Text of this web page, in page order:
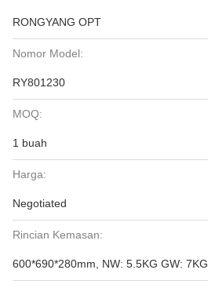
RONGYANG OPT
Nomor Model:
RY801230
MOQ:
1 buah
Harga:
Negotiated
Rincian Kemasan:
600*690*280mm, NW: 5.5KG GW: 7KG